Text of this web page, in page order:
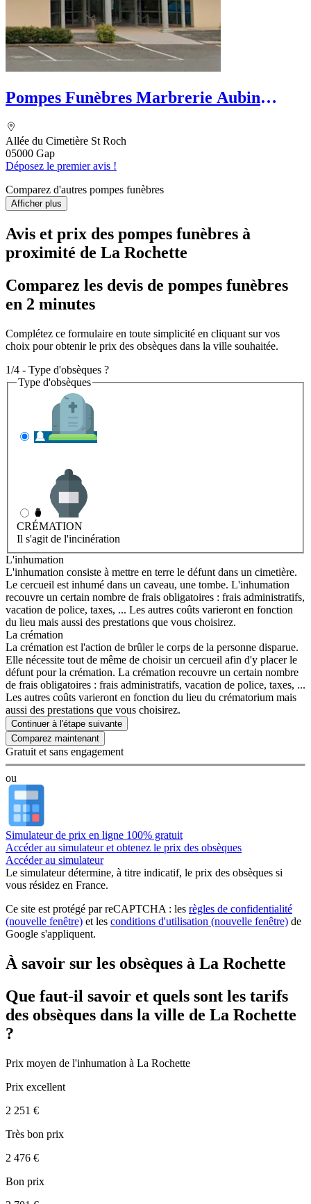
Pompes Funèbres Marbrerie Aubin
Allée du Cimetière St Roch
05000 Gap
Déposez le premier avis !
Comparez d'autres pompes funèbres
Afficher plus
Avis et prix des pompes funèbres à
proximité de La Rochette
Comparez les devis de pompes funèbres
en 2 minutes
Complétez ce formulaire en toute simplicité en cliquant sur vos
choix pour obtenir le prix des obsèques dans la ville souhaitée.
1/4 - Type d'obsèques ?
Type d'obsèques
CRÉMATION
Il s'agit de l'incinération
L'inhumation
L'inhumation consiste à mettre en terre le défunt dans un cimetière.
Le cercueil est inhumé dans un caveau, une tombe. L'inhumation
recouvre un certain nombre de frais obligatoires : frais administratifs,
vacation de police, taxes, ... Les autres coûts varieront en fonction
du lieu mais aussi des prestations que vous choisirez.
La crémation
La crémation est l'action de brûler le corps de la personne disparue.
Elle nécessite tout de même de choisir un cercueil afin d'y placer le
défunt pour la crémation. La crémation recouvre un certain nombre
de frais obligatoires : frais administratifs, vacation de police, taxes, ...
Les autres coûts varieront en fonction du lieu du crématorium mais
aussi des prestations que vous choisirez.
Continuer à l'étape suivante
Gratuit et sans engagement
ou
Simulateur de prix en ligne 100% gratuit
Accéder au simulateur et obtenez le prix des obsèques
Accéder au simulateur
Le simulateurdétermine, à titre indicatif, le prix des obsèques si
vous résidez en France.
Ce site est protégé par reCAPTCHA : les règles de confidentialité
(nouvelle fenêtre) et les conditions d'utilisation (nouvelle fenêtre) de
Google s'appliquent.
À savoir sur les obsèques à La Rochette
Que faut-il savoir et quels sont les tarifs
des obsèques dans la ville de La Rochette
?
Prix moyen de l'inhumation à La Rochette
Prix excellent
2 251 €
Très bon prix
2 476 €
Bon prix